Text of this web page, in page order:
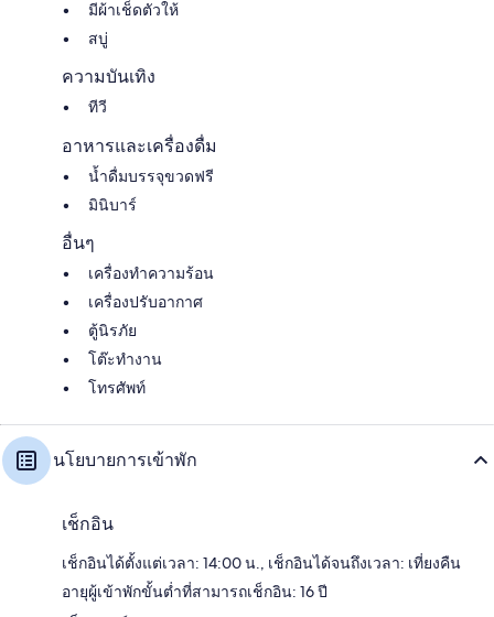
มีผ้าเช็ดตัวให้
สบู่
ความบันเทิง
ทีวี
อาหารและเครื่องดื่ม
น้ำดื่มบรรจุขวดฟรี
มินิบาร์
อื่นๆ
เครื่องทำความร้อน
เครื่องปรับอากาศ
ตู้นิรภัย
โต๊ะทำงาน
โทรศัพท์
นโยบายการเข้าพัก
เช็กอิน
เช็กอินได้ตั้งแต่เวลา: 14:00 น., เช็กอินได้จนถึงเวลา: เที่ยงคืน
อายุผู้เข้าพักขั้นต่ำที่สามารถเช็กอิน: 16 ปี